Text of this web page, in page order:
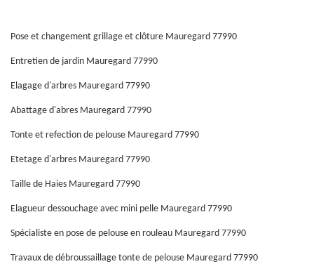
Pose et changement grillage et clôture Mauregard 77990
Entretien de jardin Mauregard 77990
Elagage d'arbres Mauregard 77990
Abattage d'abres Mauregard 77990
Tonte et refection de pelouse Mauregard 77990
Etetage d'arbres Mauregard 77990
Taille de Haies Mauregard 77990
Elagueur dessouchage avec mini pelle Mauregard 77990
Spécialiste en pose de pelouse en rouleau Mauregard 77990
Travaux de débroussaillage tonte de pelouse Mauregard 77990